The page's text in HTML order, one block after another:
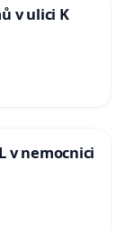
v ulici K
v nemocnici